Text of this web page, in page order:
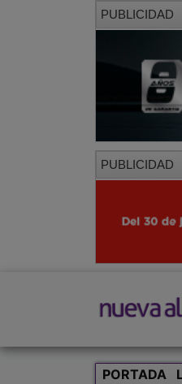
PUBLICIDAD
PUBLICIDAD
PORTADA